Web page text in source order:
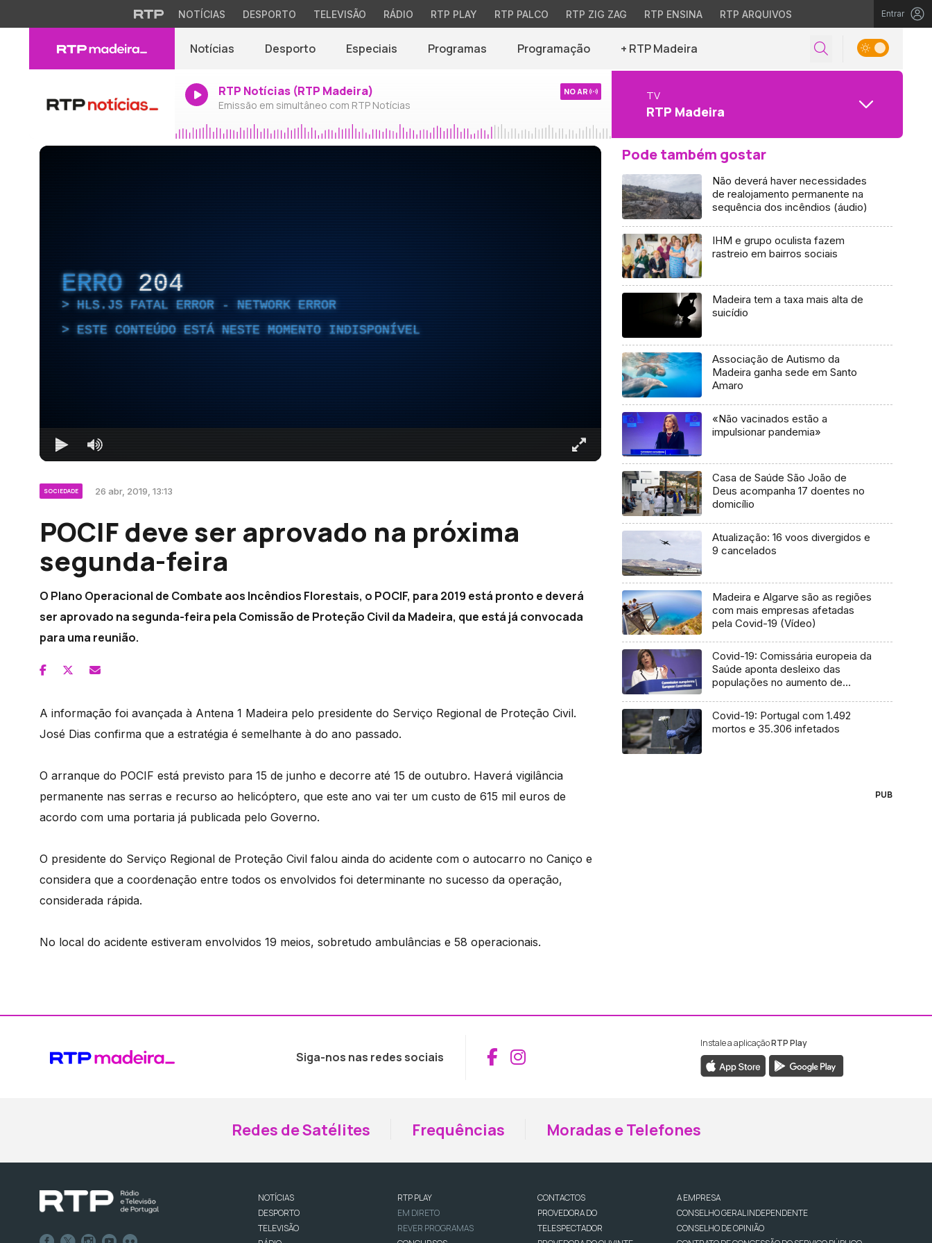
NOTÍCIAS DESPORTO TELEVISÃO RÁDIO RTP PLAY RTP PALCO RTP ZIG ZAG RTP ENSINA RTP ARQUIVOS Entrar
Notícias Desporto Especiais Programas Programação + RTP Madeira
RTP Notícias (RTP Madeira)
Emissão em simultâneo com RTP Notícias
NO AR TV
RTP Madeira
ERRO 204
HLS.JS FATAL ERROR - NETWORK ERROR
ESTE CONTEÚDO ESTÁ NESTE MOMENTO INDISPONÍVEL
SOCIEDADE 26 abr, 2019, 13:13
POCIF deve ser aprovado na próxima
segunda-feira
O Plano Operacional de Combate aos Incêndios Florestais, o POCIF, para 2019 está pronto e deverá
ser aprovado na segunda-feira pela Comissão de Proteção Civil da Madeira, que está já convocada
para uma reunião.
A informação foi avançada à Antena 1 Madeira pelo presidente do Serviço Regional de Proteção Civil.
José Dias confirma que a estratégia é semelhante à do ano passado.
O arranque do POCIF está previsto para 15 de junho e decorre até 15 de outubro. Haverá vigilância
permanente nas serras e recurso ao helicóptero, que este ano vai ter um custo de 615 mil euros de
acordo com uma portaria já publicada pelo Governo.
O presidente do Serviço Regional de Proteção Civil falou ainda do acidente com o autocarro no Caniço e
considera que a coordenação entre todos os envolvidos foi determinante no sucesso da operação,
considerada rápida.
No local do acidente estiveram envolvidos 19 meios, sobretudo ambulâncias e 58 operacionais.
Pode também gostar
Não deverá haver necessidades
de realojamento permanente na
sequência dos incêndios (áudio)
IHM e grupo oculista fazem
rastreio em bairros sociais
Madeira tem a taxa mais alta de
suicídio
Associação de Autismo da
Madeira ganha sede em Santo
Amaro
«Não vacinados estão a
impulsionar pandemia»
Casa de Saúde São João de
Deus acompanha 17 doentes no
domicílio
Atualização: 16 voos divergidos e
9 cancelados
Madeira e Algarve são as regiões
com mais empresas afetadas
pela Covid-19 (Vídeo)
Covid-19: Comissária europeia da
Saúde aponta desleixo das
populações no aumento de
Covid-19: Portugal com 1.492
mortos e 35.306 infetados
PUB
Siga-nos nas redes sociais Aceder ao Facebook da RTP Madeira
Aceder ao Instagram da RTP Madeira
Instale a aplicaçãoRTP Play
Redes de Satélites Frequências Moradas e Telefones
NOTÍCIAS
DESPORTO
TELEVISÃO
RTP PLAY
EM DIRETO
REVER PROGRAMAS
CONTACTOS
PROVEDORA DO
TELESPECTADOR
A EMPRESA
CONSELHO GERAL INDEPENDENTE
CONSELHO DE OPINIÃO